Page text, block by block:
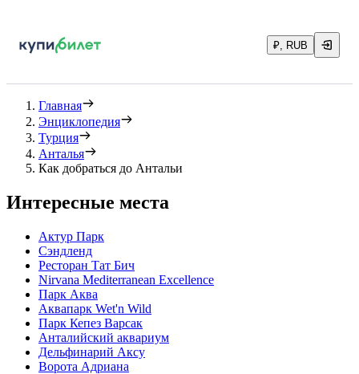
₽, RUB
Главная
Энциклопедия
Турция
Анталья
Как добраться до Антальи
Интересные места
Актур Парк
Сэндленд
Ресторан Тат Бич
Nirvana Mediterranean Excellence
Парк Аква
Аквапарк Wet'n Wild
Парк Кепез Варсак
Анталийский аквариум
Дельфинарий Аксу
Ворота Адриана